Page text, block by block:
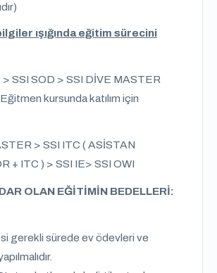
ışığında eğitim sürecini
SSI SOD > SSI DİVE MASTER
kursunda katılım için
> SSI ITC ( ASİSTAN
+ ITC ) > SSI IE> SSI OWI
OLAN EĞİTİMİN BEDELLERİ:
gerekli sürede ev ödevleri ve